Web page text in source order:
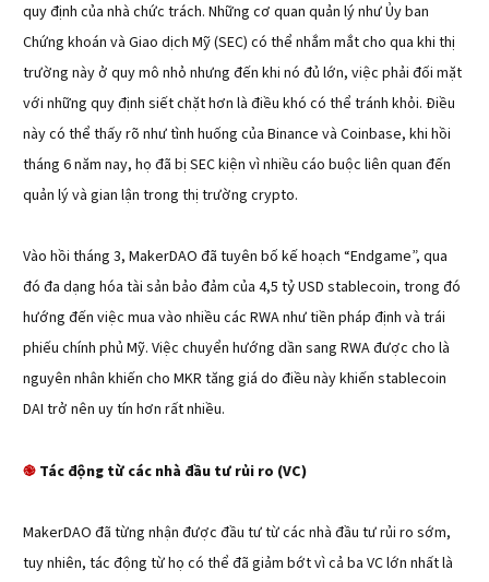
quy định của nhà chức trách. Những cơ quan quản lý như Ủy ban
Chứng khoán và Giao dịch Mỹ (SEC) có thể nhắm mắt cho qua khi thị
trường này ở quy mô nhỏ nhưng đến khi nó đủ lớn, việc phải đối mặt
với những quy định siết chặt hơn là điều khó có thể tránh khỏi. Điều
này có thể thấy rõ như tình huống của Binance và Coinbase, khi hồi
tháng 6 năm nay, họ đã bị SEC kiện vì nhiều cáo buộc liên quan đến
quản lý và gian lận trong thị trường crypto.
Vào hồi tháng 3, MakerDAO đã tuyên bố kế hoạch “Endgame”, qua
đó đa dạng hóa tài sản bảo đảm của 4,5 tỷ USD stablecoin, trong đó
hướng đến việc mua vào nhiều các RWA như tiền pháp định và trái
phiếu chính phủ Mỹ. Việc chuyển hướng dần sang RWA được cho là
nguyên nhân khiến cho MKR tăng giá do điều này khiến stablecoin
DAI trở nên uy tín hơn rất nhiều.
֎ Tác động từ các nhà đầu tư rủi ro (VC)
MakerDAO đã từng nhận được đầu tư từ các nhà đầu tư rủi ro sớm,
tuy nhiên, tác động từ họ có thể đã giảm bớt vì cả ba VC lớn nhất là